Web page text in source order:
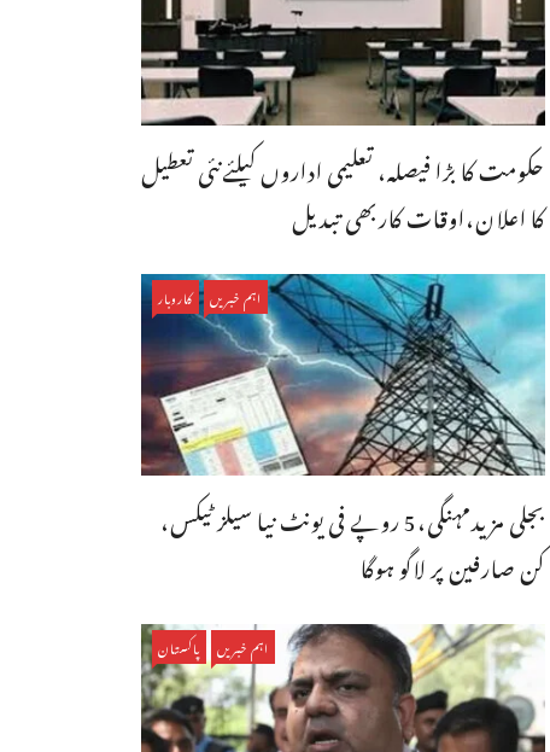
حکومت کا بڑا فیصلہ، تعلیمی اداروں کیلئےنئی تعطیل
کا اعلان،اوقات کاربھی تبدیل
اہم خبریں کاروبار
بجلی مزیدمہنگی،5 روپے فی یونٹ نیا سیلز ٹیکس،
کن صارفین پر لاگو ہوگا
اہم خبریں پاکستان